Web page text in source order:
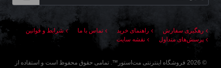
رهگیری سفارش راهنمای خرید تماس با ما
شرایط و قوانین
پرسش‌های متداول
نقشه سایت
©
2026 فروشگاه اینترنتی مت‌استور ™. تمامی حقوق محفوظ است و استفاده از